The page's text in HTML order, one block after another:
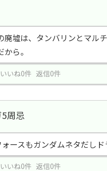
廃墟は、タンバリンとマル
ら。
いね0件 返信0件
周忌
ースもガンダムネタだし
いね0件 返信0件